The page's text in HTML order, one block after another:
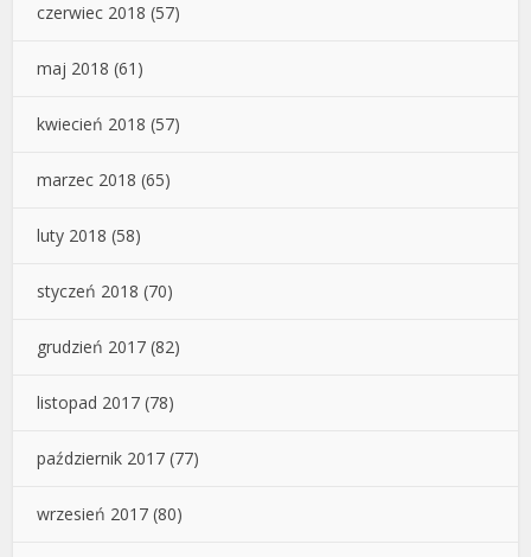
czerwiec 2018 (57)
maj 2018 (61)
kwiecień 2018 (57)
marzec 2018 (65)
luty 2018 (58)
styczeń 2018 (70)
grudzień 2017 (82)
listopad 2017 (78)
październik 2017 (77)
wrzesień 2017 (80)